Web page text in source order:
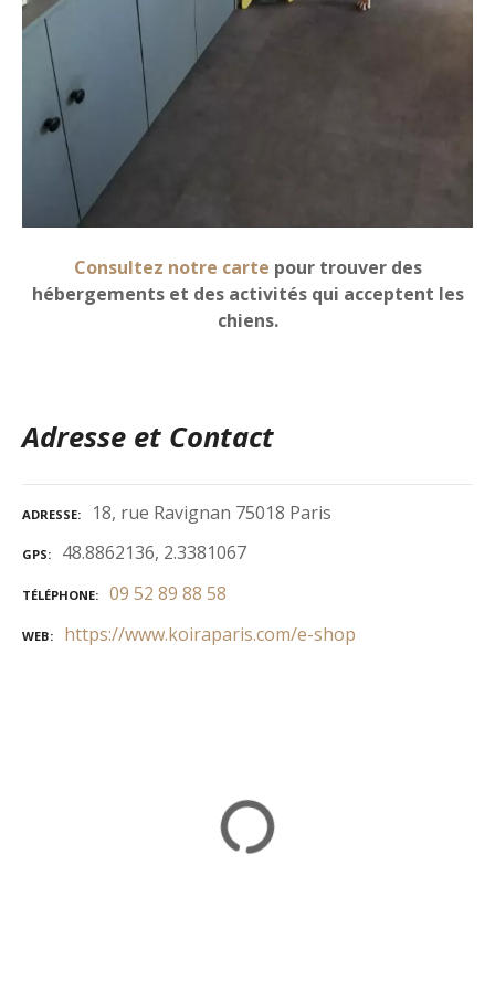
Consultez notre carte pour trouver des
hébergements et des activités qui acceptent les
chiens.
Adresse et Contact
ADRESSE 18, rue Ravignan 75018 Paris
GPS 48.8862136, 2.3381067
TÉLÉPHONE 09 52 89 88 58
WEB https://www.koiraparis.com/e-shop